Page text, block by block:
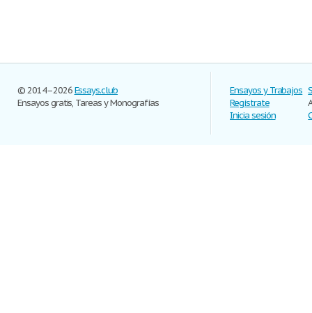
© 2014–2026Essays.club
Ensayos gratis, Tareas y Monografías
Ensayos y Trabajos
Regístrate
Inicia sesión